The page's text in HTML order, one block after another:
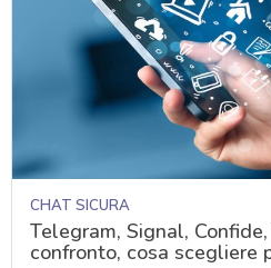
CHAT SICURA
Telegram, Signal,
confronto, cosa scegliere